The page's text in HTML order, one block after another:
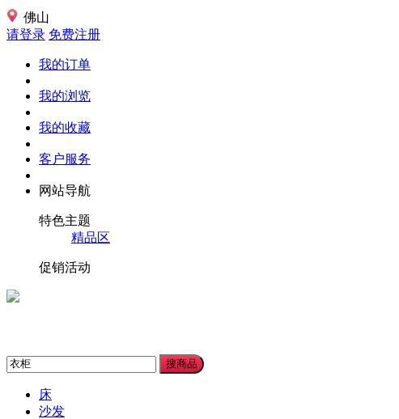
佛山
请登录 免费注册
我的订单
我的浏览
我的收藏
客户服务
网站导航
特色主题
精品区
促销活动
搜商品
床
沙发